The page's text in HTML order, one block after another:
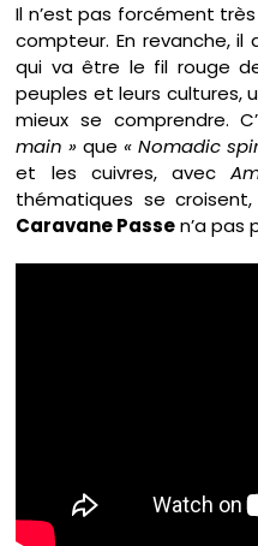
Il n’est pas forcément
compteur. En revanche,
qui va être le fil rouge
peuples et leurs cultures,
mieux se comprendre.
main » que« Nomadic
et les cuivres, avec
thématiques se
Caravane Passen’a pas